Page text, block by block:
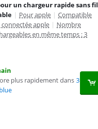
un chargeur rapide sans fil
| Pour apple | Compatible
apple | Nombre
en même temps : 3
plus rapidement dans 3